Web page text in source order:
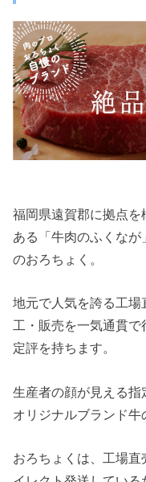
福岡県遠賀郡に拠点
ある「牛肉のふくな
のおろちょく。
地元で人気を誇る工
工・販売を一気通貫
定評を持ちます。
生産者の顔が見える指
オリジナルブランド牛
おろちょくは、工場